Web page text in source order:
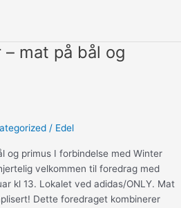
mat på bål og
/ Edel
og primus I forbindelse med Winter
velkommen til foredrag med
kl 13. Lokalet ved adidas/ONLY. Mat
Dette foredraget kombinerer